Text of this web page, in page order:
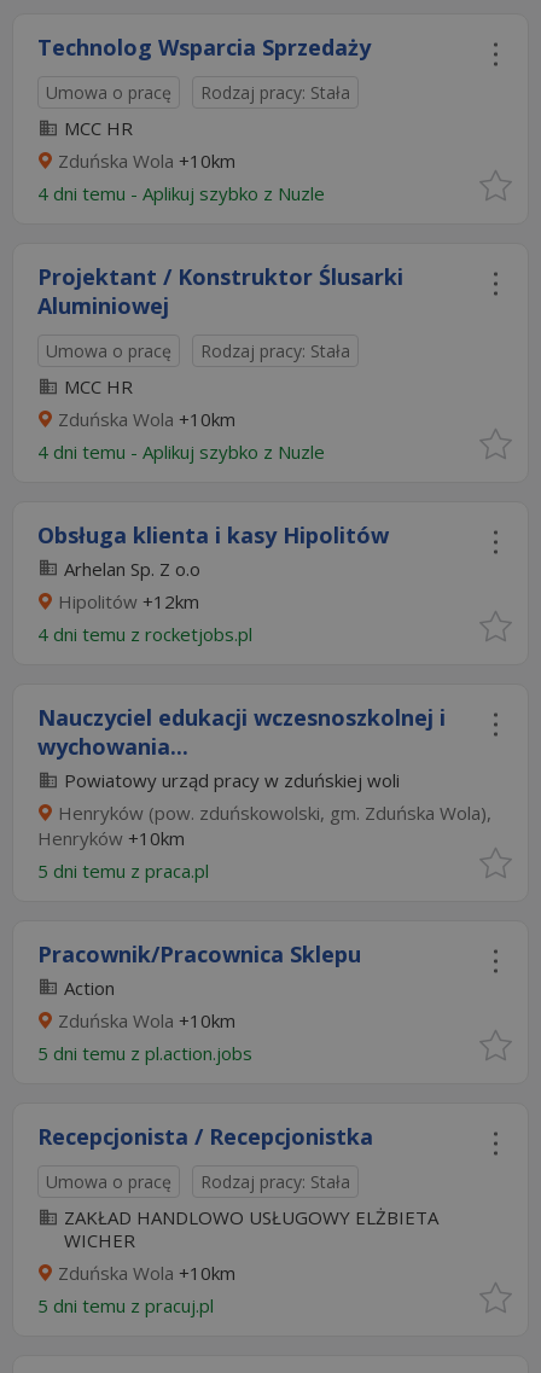
Technolog Wsparcia Sprzedaży
Umowa o pracę Rodzaj pracy: Stała
MCC HR
Zduńska Wola +10km
4 dni temu - Aplikuj szybko z Nuzle
Projektant / Konstruktor Ślusarki
Aluminiowej
Umowa o pracę Rodzaj pracy: Stała
MCC HR
Zduńska Wola +10km
4 dni temu - Aplikuj szybko z Nuzle
Obsługa klienta i kasy Hipolitów
Arhelan Sp. Z o.o
Hipolitów +12km
4 dni temu z rocketjobs.pl
Nauczyciel edukacji wczesnoszkolnej i
wychowania...
Powiatowy urząd pracy w zduńskiej woli
Henryków (pow. zduńskowolski, gm. Zduńska Wola),
Henryków +10km
5 dni temu z praca.pl
Pracownik/Pracownica Sklepu
Action
Zduńska Wola +10km
5 dni temu z pl.action.jobs
Recepcjonista / Recepcjonistka
Umowa o pracę Rodzaj pracy: Stała
ZAKŁAD HANDLOWO USŁUGOWY ELŻBIETA
WICHER
Zduńska Wola +10km
5 dni temu z pracuj.pl